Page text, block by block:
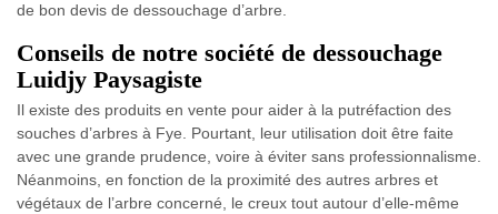
de bon devis de dessouchage d’arbre.
Conseils de notre société de dessouchage
Luidjy Paysagiste
Il existe des produits en vente pour aider à la putréfaction des
souches d’arbres à Fye. Pourtant, leur utilisation doit être faite
avec une grande prudence, voire à éviter sans professionnalisme.
Néanmoins, en fonction de la proximité des autres arbres et
végétaux de l’arbre concerné, le creux tout autour d’elle-même